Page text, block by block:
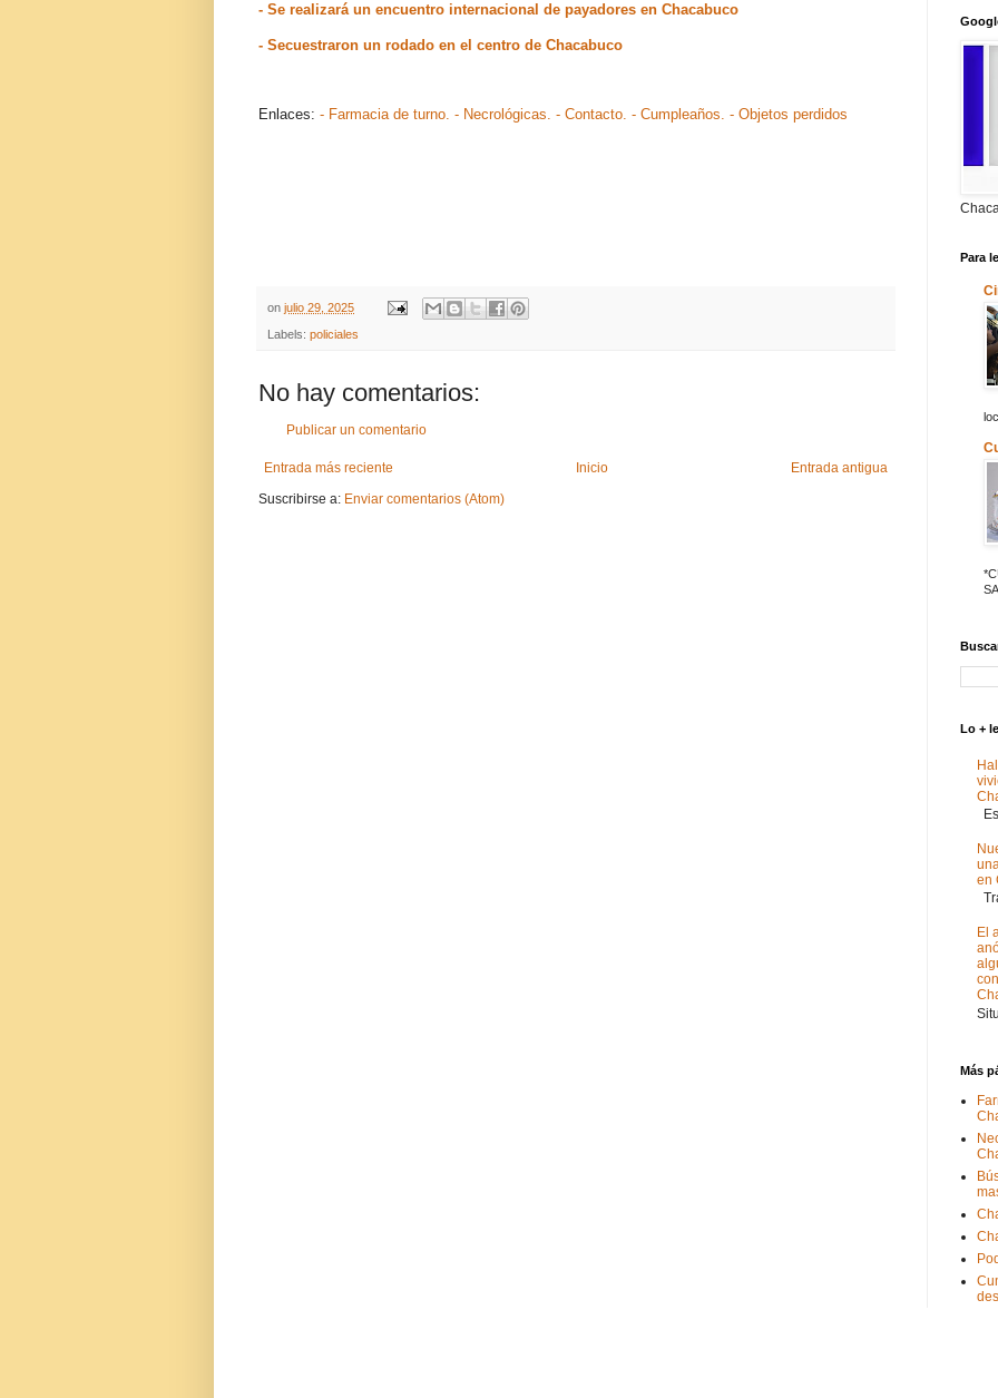
- Se realizará un encuentro internacional de payadores en Chacabuco
- Secuestraron un rodado en el centro de Chacabuco
Enlaces: - Farmacia de turno. - Necrológicas. - Contacto. - Cumpleaños. - Objetos perdidos
on julio 29, 2025
Labels: policiales
No hay comentarios:
Publicar un comentario
Entrada más reciente Entrada antigua
Inicio
Suscribirse a: Enviar comentarios (Atom)
Para
Lo +
en
El
Más